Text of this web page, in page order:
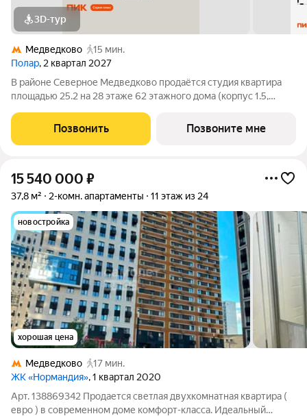
3D-тур
Медведково
15 мин.
Полар, 2 квартал 2027
В районе Северное Медведково продаётся студия квартира
площадью 25.2 на 28 этаже 62 этажного дома (корпус 1.5,
минут пешком до станции метро «Медведково». 8 минут на
автомобиле до МКАД и
Позвонить Позвоните мне
15 540 000 ₽
37,8 м² 2-комн. апартаменты 11 этаж из 24
новостройка
хорошая цена
Медведково
17 мин.
ЖК «Нормандия», 1 квартал 2020
Арт. 138869342 Продается светлая двухкомнатная квартира (
евро ) в современном доме комфорт-класса. Идеальный